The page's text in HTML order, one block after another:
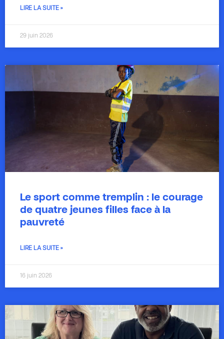
LIRE LA SUITE »
29 juin 2026
Le sport comme tremplin : le courage
de quatre jeunes filles face à la
pauvreté
LIRE LA SUITE »
16 juin 2026